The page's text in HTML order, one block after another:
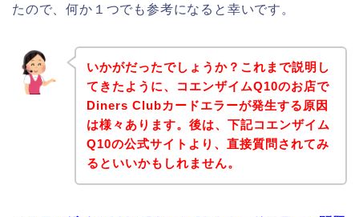
たので、何か１つでも参考になると幸いです。
いかがだったでしょうか？これまで説明し
てきたように、コエンザイムQ10のお店で
Diners Clubカードエラーが発生する原因
は様々あります。後は、下記コエンザイム
Q10の公式サイトより、直接質問されてみ
るといいかもしれません。